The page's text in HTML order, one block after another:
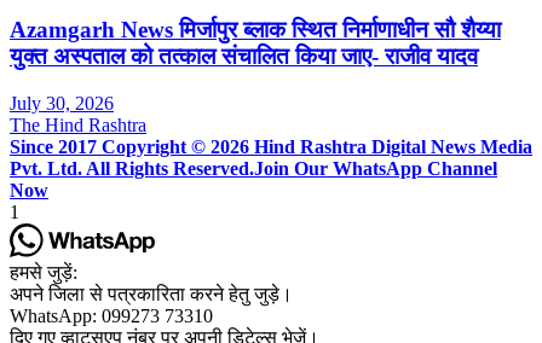
Azamgarh News मिर्जापुर ब्लाक स्थित निर्माणाधीन सौ शैय्या
युक्त अस्पताल को तत्काल संचालित किया जाए- राजीव यादव
July 30, 2026
The Hind Rashtra
Since 2017 Copyright © 2026 Hind Rashtra Digital News Media
Pvt. Ltd. All Rights Reserved.Join Our WhatsApp Channel
Now
1
हमसे जुड़ें:
अपने जिला से पत्रकारिता करने हेतु जुड़े।
WhatsApp: 099273 73310
दिए गए व्हाट्सएप नंबर पर अपनी डिटेल्स भेजें।